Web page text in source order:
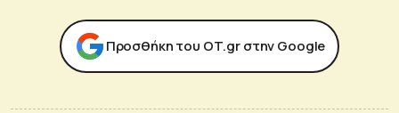
Προσθήκη του ΟΤ.gr στην Google